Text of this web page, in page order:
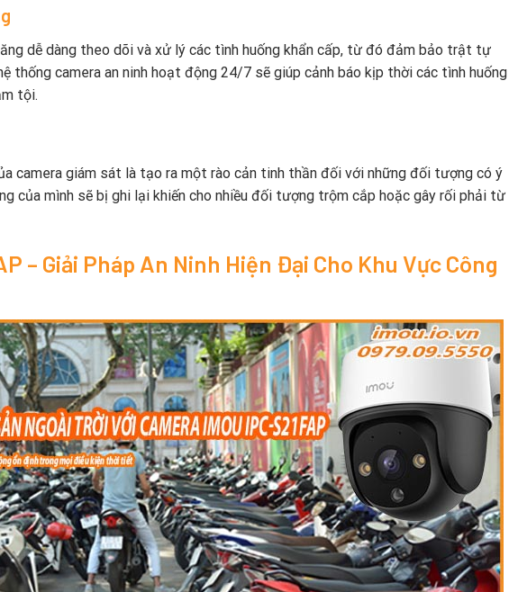
dễ dàng theo dõi và xử lý các tình huống khẩn cấp, từ đó đảm bảo trật tự
thống camera an ninh hoạt động 24/7 sẽ giúp cảnh báo kịp thời các tình huống
tội.
camera giám sát là tạo ra một rào cản tinh thần đối với những đối tượng có ý
của mình sẽ bị ghi lại khiến cho nhiều đối tượng trộm cắp hoặc gây rối phải từ
– Giải Pháp An Ninh Hiện Đại Cho Khu Vực Công